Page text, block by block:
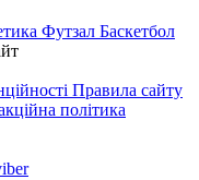
Футзал Баскетбол
Правила сайту
політика